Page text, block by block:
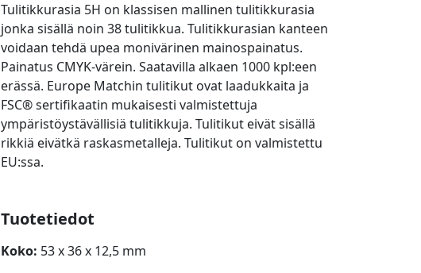
Tulitikkurasia 5H on klassisen mallinen tulitikkurasia
jonka sisällä noin 38 tulitikkua. Tulitikkurasian kanteen
voidaan tehdä upea monivärinen mainospainatus.
Painatus CMYK-värein. Saatavilla alkaen 1000 kpl:een
erässä. Europe Matchin tulitikut ovat laadukkaita ja
FSC® sertifikaatin mukaisesti valmistettuja
ympäristöystävällisiä tulitikkuja. Tulitikut eivät sisällä
rikkiä eivätkä raskasmetalleja. Tulitikut on valmistettu
EU:ssa.
Tuotetiedot
Koko: 53 x 36 x 12,5 mm